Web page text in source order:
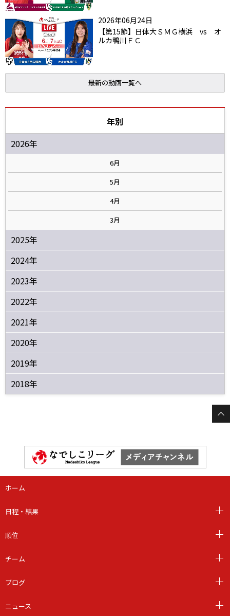
2026年06月24日
【第15節】日体大ＳＭＧ横浜 vs オ
ルカ鴨川ＦＣ
最新の動画一覧へ
年別
2026年
6月
5月
4月
3月
2025年
2024年
2023年
2022年
2021年
2020年
2019年
2018年
ホーム
日程・結果
順位
チーム
ブログ
ニュース